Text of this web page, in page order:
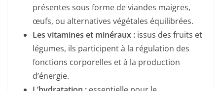
présentes sous forme de viandes maigres,
œufs, ou alternatives végétales équilibrées.
Les vitamines et minéraux : issus des fruits et
légumes, ils participent à la régulation des
fonctions corporelles et à la production
d’énergie.